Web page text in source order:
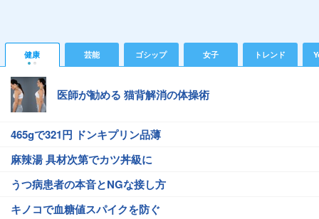
健康 芸能 ゴシップ 女子 トレンド
医師が勧める 猫背解消の体操術
465gで321円 ドンキプリン品薄
麻辣湯 具材次第でカツ丼級に
うつ病患者の本音とNGな接し方
キノコで血糖値スパイクを防ぐ